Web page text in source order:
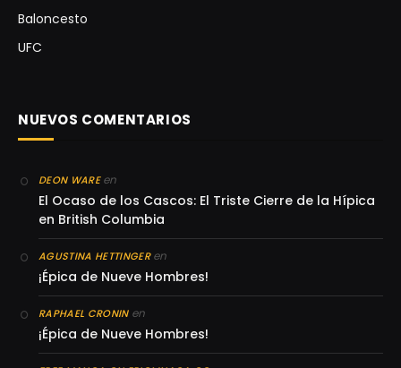
Baloncesto
UFC
NUEVOS COMENTARIOS
DEON WAREen
El Ocaso de los Cascos: El Triste Cierre de la Hípica
en British Columbia
AGUSTINA HETTINGERen
¡Épica de Nueve Hombres!
RAPHAEL CRONINen
¡Épica de Nueve Hombres!